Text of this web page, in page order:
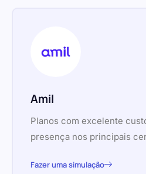
Amil
Planos com excelente
presença nos principais
Fazer uma simulação